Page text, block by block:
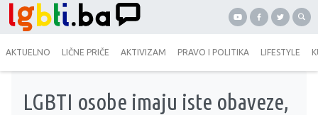
AKTUELNO LIČNE PRIČE AKTIVIZAM PRAVO I POLITIKA LIFESTYLE
LGBTI osobe imaju iste obaveze,